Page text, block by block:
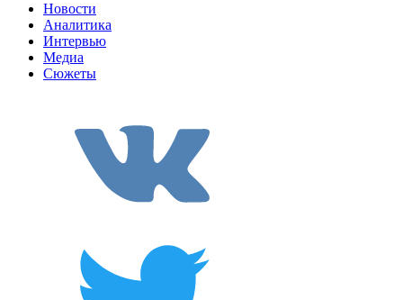
Новости
Аналитика
Интервью
Медиа
Сюжеты